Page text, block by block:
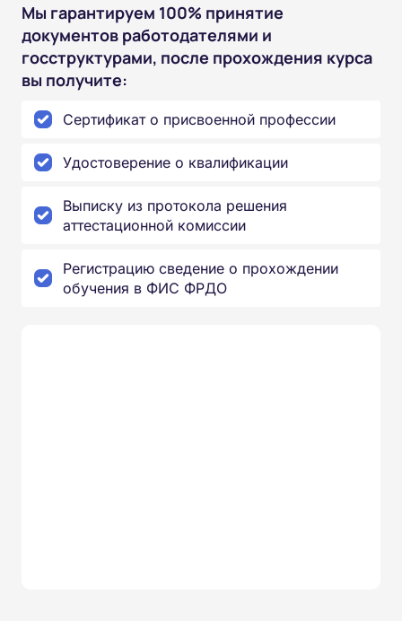
Мы гарантируем 100% принятие
документов работодателями и
госструктурами, после прохождения курса
вы получите:
Сертификат о присвоенной профессии
Удостоверение о квалификации
Выписку из протокола решения
аттестационной комиссии
Регистрацию сведение о прохождении
обучения в ФИС ФРДО